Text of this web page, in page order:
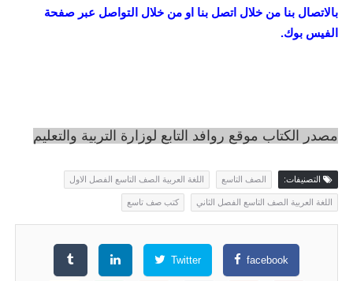
بالاتصال بنا من خلال اتصل بنا او من خلال التواصل عبر صفحة
الفيس بوك.
مصدر الكتاب موقع روافد التابع لوزارة التربية والتعليم
التصنيفات: الصف التاسع اللغة العربية الصف التاسع الفصل الاول
اللغة العربية الصف التاسع الفصل الثاني كتب صف تاسع
facebook
Twitter